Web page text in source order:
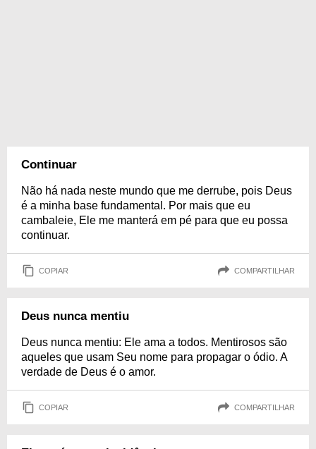
Continuar
Não há nada neste mundo que me derrube, pois Deus
é a minha base fundamental. Por mais que eu
cambaleie, Ele me manterá em pé para que eu possa
continuar.
COPIAR COMPARTILHAR
Deus nunca mentiu
Deus nunca mentiu: Ele ama a todos. Mentirosos são
aqueles que usam Seu nome para propagar o ódio. A
verdade de Deus é o amor.
COPIAR COMPARTILHAR